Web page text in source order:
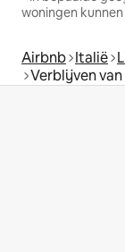
woningen
Airbnb Italië
Verblijven